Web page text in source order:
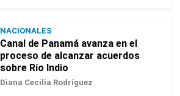
NACIONALES
Canal de Panamá avanza en el
proceso de alcanzar acuerdos
sobre Río Indio
Diana Cecilia Rodríguez